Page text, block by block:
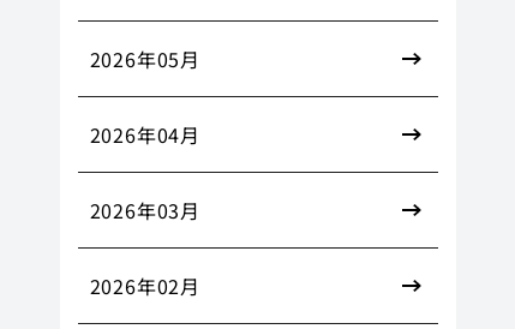
2026年05月
2026年04月
2026年03月
2026年02月